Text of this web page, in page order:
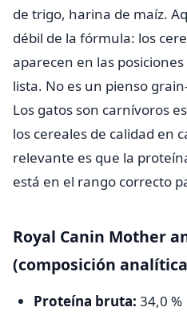
de trigo, harina de maíz.
débil de la fórmula: los
aparecen en las
lista. No es un pienso
Los gatos son carnívoros
los cereales de calidad en
relevante es que la
está en el rango correcto
Royal Canin Mother
(composición
Proteína bruta: 34,0 %